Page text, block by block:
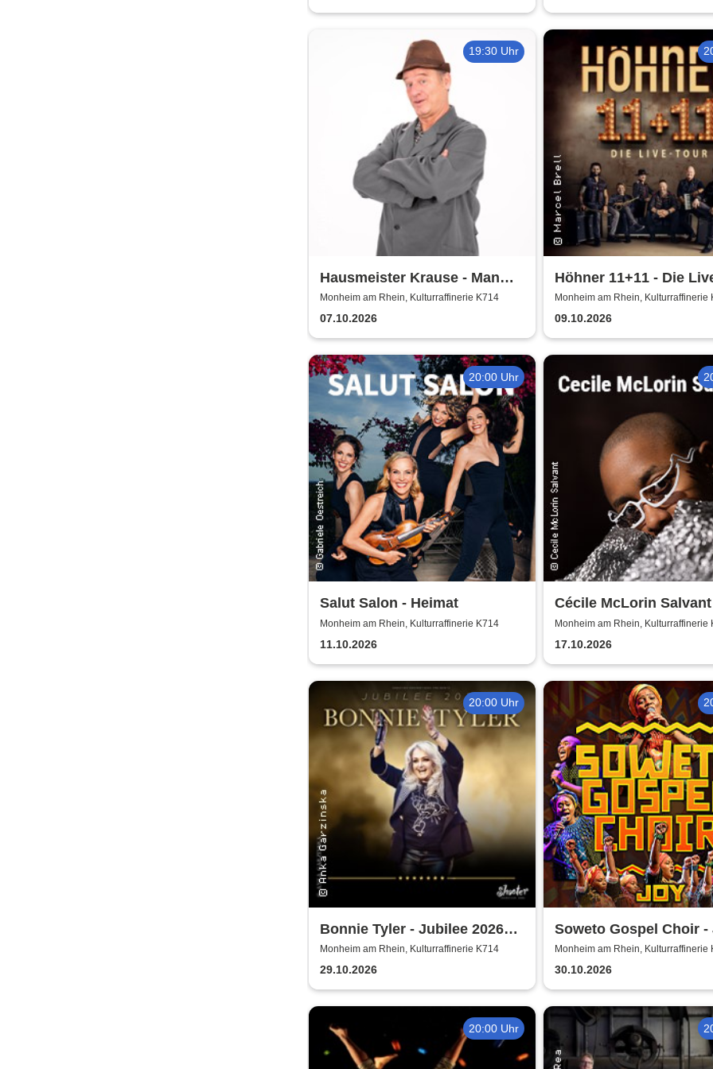
19:30 Uhr
Hausmeister Krause - Man
lebt nur zweimal
Monheim am Rhein, Kulturraffinerie K714
07.10.2026
Höhner 11+11 - Die
2025/26
Monheim am Rhein, Kulturraffinerie
09.10.2026
20:00 Uhr
Salut Salon - Heimat
Monheim am Rhein, Kulturraffinerie K714
11.10.2026
Cécile McLorin Salvant
Snap - Germany 2026
Monheim am Rhein, Kulturraffinerie
17.10.2026
20:00 Uhr
Bonnie Tyler - Jubilee 2026
Tournee
Monheim am Rhein, Kulturraffinerie K714
29.10.2026
Soweto Gospel Choir -
(Zulu: Injabulo)
Monheim am Rhein, Kulturraffinerie
30.10.2026
20:00 Uhr